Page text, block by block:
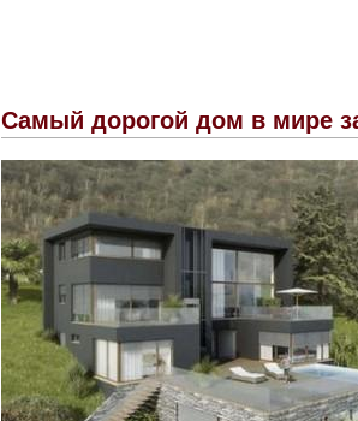
Самый дорогой дом в мире